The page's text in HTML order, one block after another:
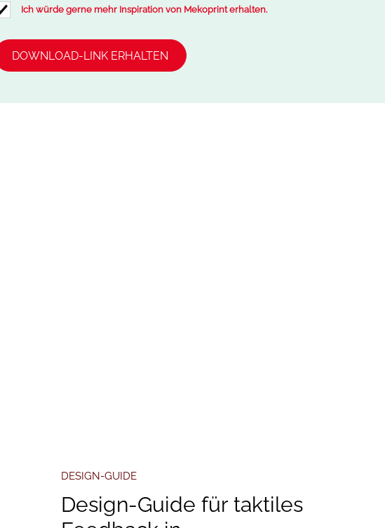
Ich würde gerne mehr Inspiration von Mekoprint erhalten.
DESIGN-GUIDE
Design-Guide für taktiles